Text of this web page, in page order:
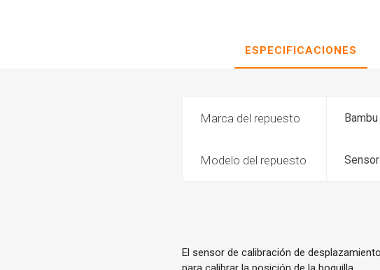
ESPECIFICACIONES
Marca del repuesto
Modelo del repuesto
El sensor de calibración de